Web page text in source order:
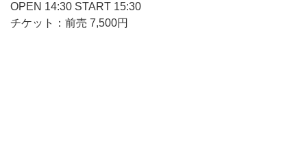
OPEN 14:30 START 15:30
チケット：前売 7,500円